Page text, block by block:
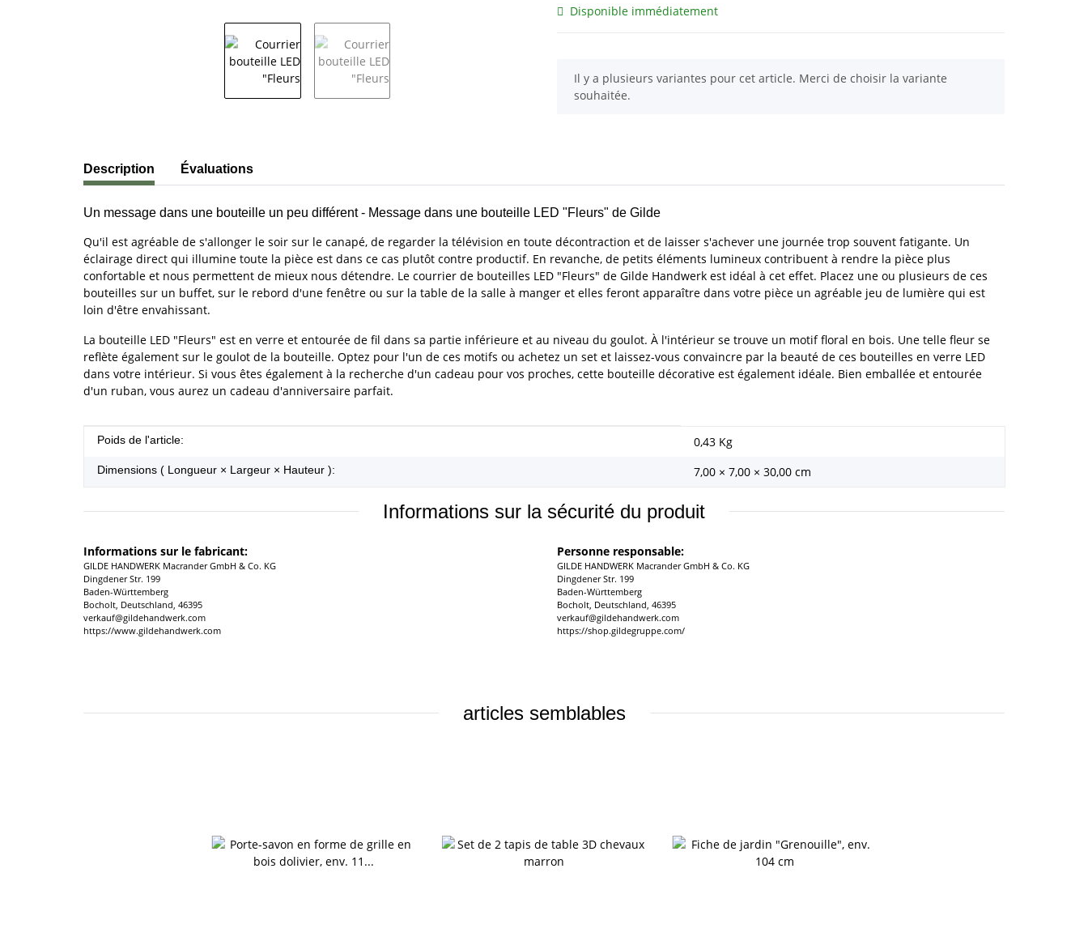
Disponible immédiatement
x
Il y a plusieurs variantes pour cet article. Merci de choisir la variante
souhaitée.
#productDetails.showMoreTabs#
Description Évaluations
Un message dans une bouteille un peu différent - Message dans une bouteille LED "Fleurs" de Gilde
Qu'il est agréable de s'allonger le soir sur le canapé, de regarder la télévision en toute décontraction et de laisser s'achever une journée trop souvent fatigante. Un
éclairage direct qui illumine toute la pièce est dans ce cas plutôt contre productif. En revanche, de petits éléments lumineux contribuent à rendre la pièce plus
confortable et nous permettent de mieux nous détendre. Le courrier de bouteilles LED "Fleurs" de Gilde Handwerk est idéal à cet effet. Placez une ou plusieurs de ces
bouteilles sur un buffet, sur le rebord d'une fenêtre ou sur la table de la salle à manger et elles feront apparaître dans votre pièce un agréable jeu de lumière qui est
loin d'être envahissant.
La bouteille LED "Fleurs" est en verre et entourée de fil dans sa partie inférieure et au niveau du goulot. À l'intérieur se trouve un motif floral en bois. Une telle fleur se
reflète également sur le goulot de la bouteille. Optez pour l'un de ces motifs ou achetez un set et laissez-vous convaincre par la beauté de ces bouteilles en verre LED
dans votre intérieur. Si vous êtes également à la recherche d'un cadeau pour vos proches, cette bouteille décorative est également idéale. Bien emballée et entourée
d'un ruban, vous aurez un cadeau d'anniversaire parfait.
#productDetails.itemInformation#
#productDetails.itemValue#
Poids de l'article: 0,43 Kg
Dimensions ( Longueur × Largeur × Hauteur ): 7,00 × 7,00 × 30,00 cm
Informations sur la sécurité du produit
Informations sur le fabricant:
GILDE HANDWERK Macrander GmbH & Co. KG
Dingdener Str. 199
Baden-Württemberg
Bocholt, Deutschland, 46395
verkauf@gildehandwerk.com
https://www.gildehandwerk.com
Personne responsable:
GILDE HANDWERK Macrander GmbH & Co. KG
Dingdener Str. 199
Baden-Württemberg
Bocholt, Deutschland, 46395
verkauf@gildehandwerk.com
https://shop.gildegruppe.com/
articles semblables